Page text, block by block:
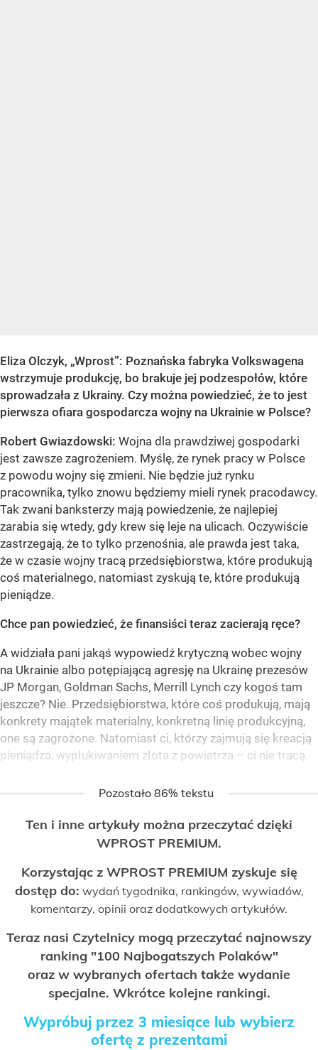
Eliza Olczyk, „Wprost”: Poznańska fabryka Volkswagena
wstrzymuje produkcję, bo brakuje jej podzespołów, które
sprowadzała z Ukrainy. Czy można powiedzieć, że to jest
pierwsza ofiara gospodarcza wojny na Ukrainie w Polsce?
Robert Gwiazdowski: Wojna dla prawdziwej gospodarki
jest zawsze zagrożeniem. Myślę, że rynek pracy w Polsce
z powodu wojny się zmieni. Nie będzie już rynku
pracownika, tylko znowu będziemy mieli rynek pracodawcy.
Tak zwani banksterzy mają powiedzenie, że najlepiej
zarabia się wtedy, gdy krew się leje na ulicach. Oczywiście
zastrzegają, że to tylko przenośnia, ale prawda jest taka,
że w czasie wojny tracą przedsiębiorstwa, które produkują
coś materialnego, natomiast zyskują te, które produkują
pieniądze.
Chce pan powiedzieć, że finansiści teraz zacierają ręce?
A widziała pani jakąś wypowiedź krytyczną wobec wojny
na Ukrainie albo potępiającą agresję na Ukrainę prezesów
JP Morgan, Goldman Sachs, Merrill Lynch czy kogoś tam
jeszcze? Nie. Przedsiębiorstwa, które coś produkują, mają
konkrety majątek materialny, konkretną linię produkcyjną,
one są zagrożone. Natomiast ci, którzy zajmują się kreacją
pieniądza, wypłukiwaniem złota z powietrza – ci nie tracą.
Pozostało 86% tekstu
Ten i inne artykuły można przeczytać dzięki
WPROST PREMIUM.
Korzystając z WPROST PREMIUM zyskuje się
dostęp do: wydań tygodnika, rankingów, wywiadów,
komentarzy, opinii oraz dodatkowych artykułów.
Teraz nasi Czytelnicy mogą przeczytać najnowszy
ranking "100 Najbogatszych Polaków"
oraz w wybranych ofertach także wydanie
specjalne. Wkrótce kolejne rankingi.
Wypróbuj przez 3 miesiące lub wybierz
ofertę z prezentami